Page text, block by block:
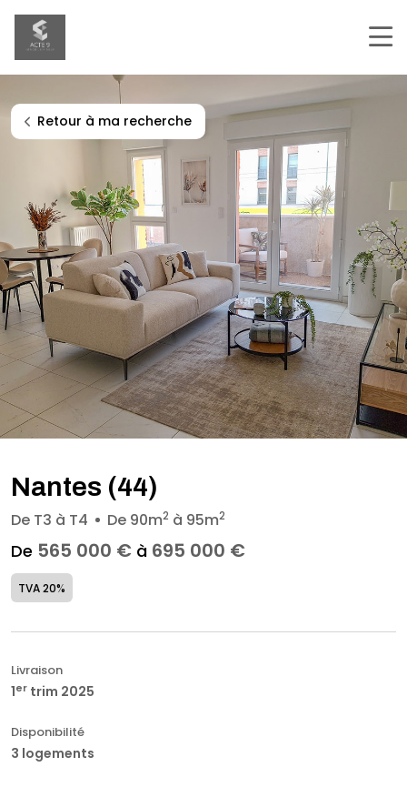
Navigation principale
Retour à ma recherche
Nantes (44)
De T3 à T4 De 90m2 à 95m2
De 565 000 € à 695 000 €
TVA 20%
Livraison
1er trim 2025
Disponibilité
3 logements